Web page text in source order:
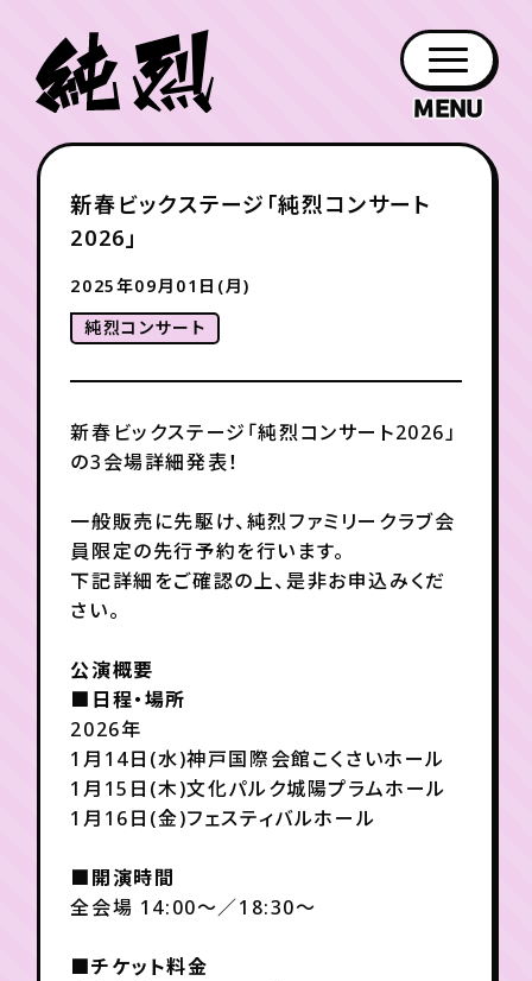
お知らせ
NEWS
日程 チケット
紹介
PROFILE
作品 日記
グッズ
GOODS
ホーム
ファン
会員登録
チケット
TICKET
お知らせ
FC NEWS
ムービー
MOVIE
チケット お知らせ
新春ビックステージ「純烈コンサート
2026」
2025年09月01日(月)
純烈コンサート
新春ビックステージ「純烈コンサート2026」
の3会場詳細発表！
一般販売に先駆け、純烈ファミリークラブ会
員限定の先行予約を行います。
下記詳細をご確認の上、是非お申込みくだ
さい。
公演概要
■日程・場所
2026年
1月14日(水)神戸国際会館こくさいホール
1月15日(木)文化パルク城陽プラムホール
1月16日(金)フェスティバルホール
■開演時間
全会場 14:00～／18:30～
■チケット料金